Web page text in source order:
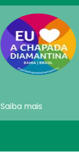
Saiba mais